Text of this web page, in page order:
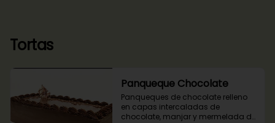
Tortas
Panqueque Chocolate
Panqueques de chocolate relleno
en capas intercaladas de
chocolate, manjar y mermelada de